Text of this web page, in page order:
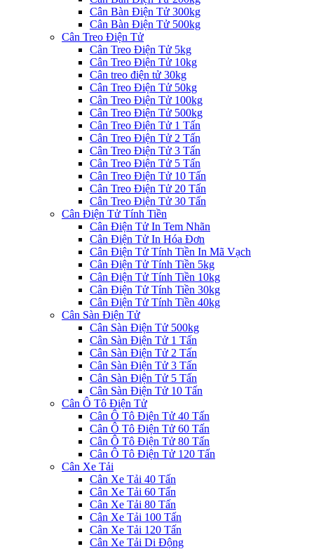
Cân Bàn Điện Tử 300kg
Cân Bàn Điện Tử 500kg
Cân Treo Điện Tử
Cân Treo Điện Tử 5kg
Cân Treo Điện Tử 10kg
Cân treo điện tử 30kg
Cân Treo Điện Tử 50kg
Cân Treo Điện Tử 100kg
Cân Treo Điện Tử 500kg
Cân Treo Điện Tử 1 Tấn
Cân Treo Điện Tử 2 Tấn
Cân Treo Điện Tử 3 Tấn
Cân Treo Điện Tử 5 Tấn
Cân Treo Điện Tử 10 Tấn
Cân Treo Điện Tử 20 Tấn
Cân Treo Điện Tử 30 Tấn
Cân Điện Tử Tính Tiền
Cân Điện Tử In Tem Nhãn
Cân Điện Tử In Hóa Đơn
Cân Điện Tử Tính Tiền In Mã Vạch
Cân Điện Tử Tính Tiền 5kg
Cân Điện Tử Tính Tiền 10kg
Cân Điện Tử Tính Tiền 30kg
Cân Điện Tử Tính Tiền 40kg
Cân Sàn Điện Tử
Cân Sàn Điện Tử 500kg
Cân Sàn Điện Tử 1 Tấn
Cân Sàn Điện Tử 2 Tấn
Cân Sàn Điện Tử 3 Tấn
Cân Sàn Điện Tử 5 Tấn
Cân Sàn Điện Tử 10 Tấn
Cân Ô Tô Điện Tử
Cân Ô Tô Điện Tử 40 Tấn
Cân Ô Tô Điện Tử 60 Tấn
Cân Ô Tô Điện Tử 80 Tấn
Cân Ô Tô Điện Tử 120 Tấn
Cân Xe Tải
Cân Xe Tải 40 Tấn
Cân Xe Tải 60 Tấn
Cân Xe Tải 80 Tấn
Cân Xe Tải 100 Tấn
Cân Xe Tải 120 Tấn
Cân Xe Tải Di Động